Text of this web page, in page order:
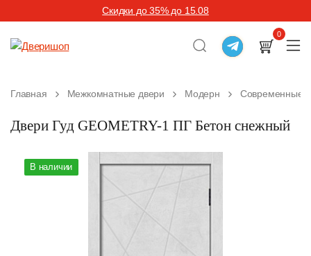
Скидки до 35% до 15.08
0
Главная Межкомнатные двери Модерн Современные
Двери Гуд GEOMETRY-1 ПГ Бетон снежный
В наличии